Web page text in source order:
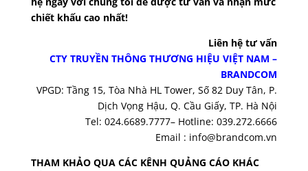
chiết khấu cao nhất!
Liên hệ tư vấn
CTY TRUYỀN THÔNG THƯƠNG HIỆU VIỆT NAM –
BRANDCOM
VPGD: Tầng 15, Tòa Nhà HL Tower, Số 82 Duy Tân, P.
Dịch Vọng Hậu, Q. Cầu Giấy, TP. Hà Nội
Tel: 024.6689.7777– Hotline: 039.272.6666
Email : info@brandcom.vn
THAM KHẢO QUA CÁC KÊNH QUẢNG CÁO KHÁC